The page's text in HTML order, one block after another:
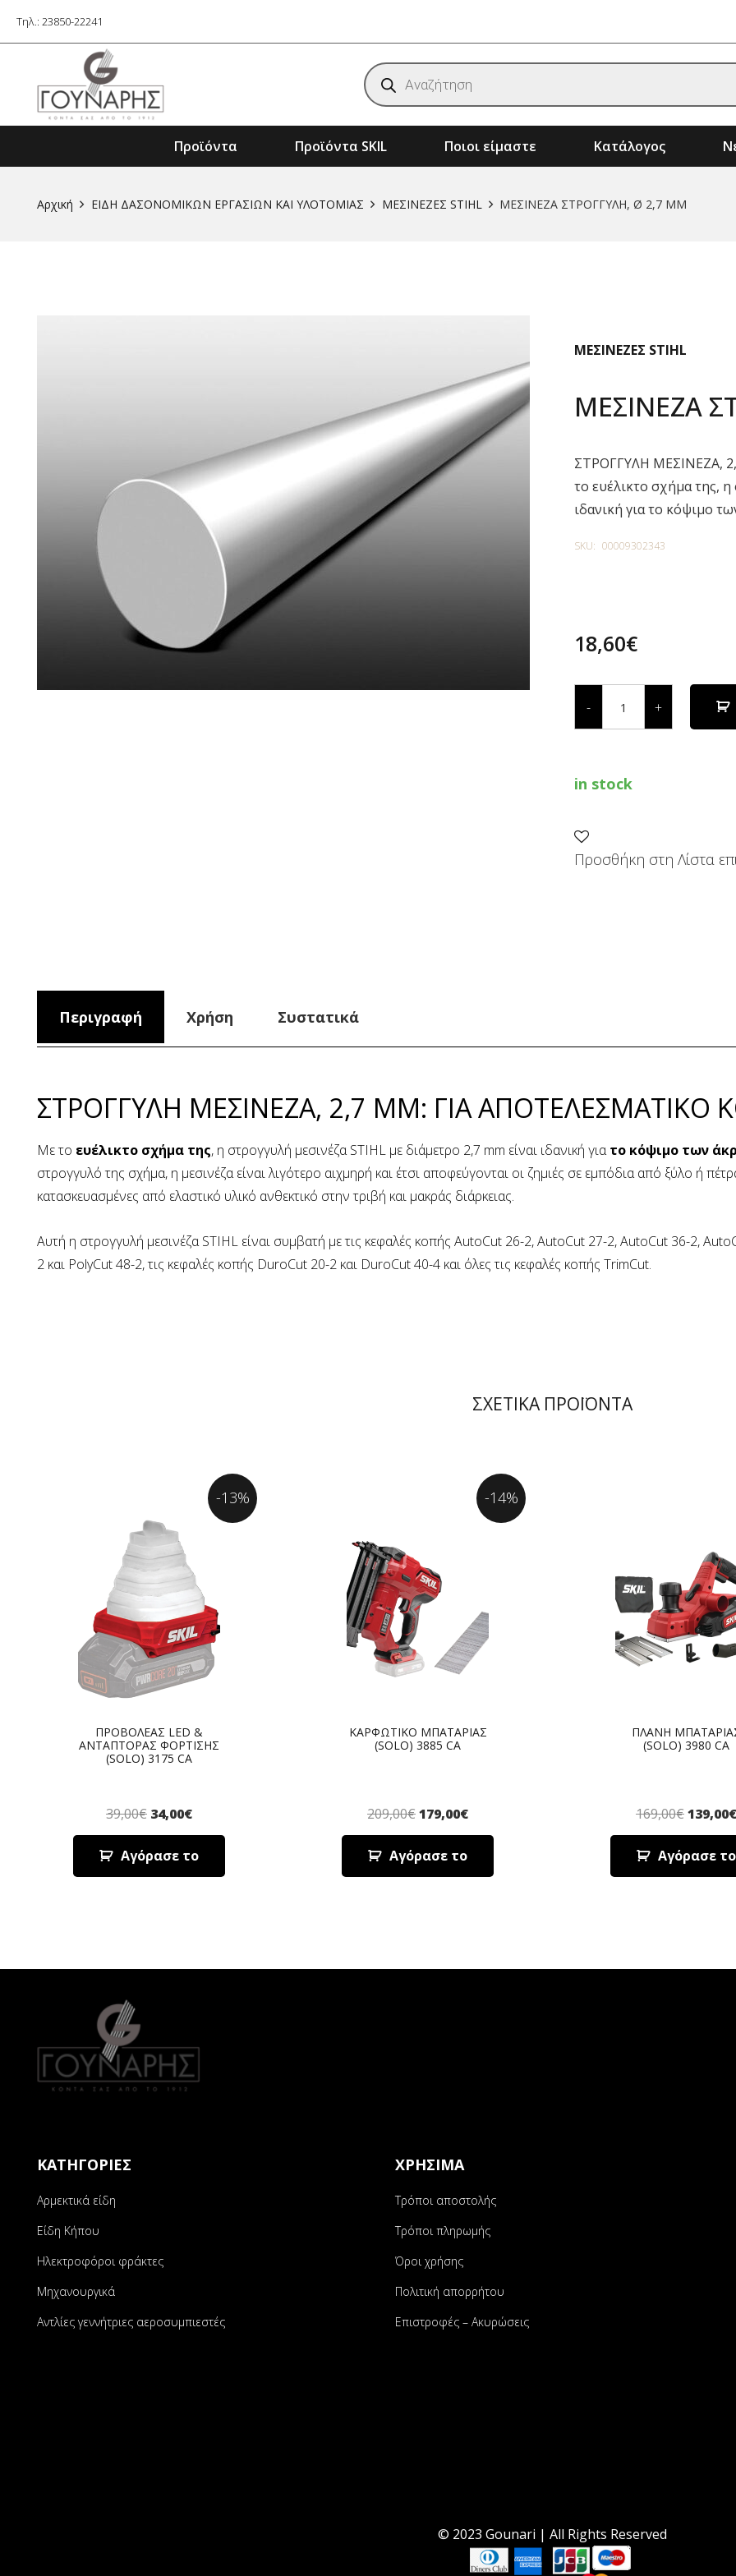
Τηλ.: 23850-22241
Products
search
Προϊόντα Προϊόντα SKIL Ποιοι είμαστε Κατάλογος
Αρχική ΕIΔΗ ΔΑΣΟΝΟΜΙΚΩΝ ΕΡΓΑΣΙΩΝ ΚΑΙ ΥΛΟΤΟΜIΑΣ ΜΕΣΙΝΕΖΕΣ STIHL ΜΕΣΙΝΕΖΑ ΣΤΡΟΓΓΥΛΗ, Ø 2,7 MM
ΜΕΣΙΝΕΖΕΣ STIHL
ΜΕΣΙΝΕΖΑ
ΣΤΡΟΓΓΥΛΗ ΜΕΣΙΝΕΖΑ,
το ευέλικτο σχήμα της, η
ιδανική για το κόψιμο
SKU: 00009302343
18,60€
-
ΜΕΣΙΝΕΖΑ
ΣΤΡΟΓΓΥΛΗ,
2,7
+
in stock
Προσθήκη στη Λίστα
Περιγραφή Χρήση Συστατικά
ΣΤΡΟΓΓΥΛΗ ΜΕΣΙΝΕΖΑ, 2,7 MM: ΓΙΑ ΑΠΟΤΕΛΕΣΜΑΤΙΚΟ
Με το ευέλικτο σχήμα της, η στρογγυλή μεσινέζα STIHL με διάμετρο 2,7 mm είναι ιδανική γιατο κόψιμο των
στρογγυλό της σχήμα, η μεσινέζα είναι λιγότερο αιχμηρή και έτσι αποφεύγονται οι ζημιές σε εμπόδια από ξύλο ή
κατασκευασμένες από ελαστικό υλικό ανθεκτικό στην τριβή και μακράς διάρκειας.
Αυτή η στρογγυλή μεσινέζα STIHL είναι συμβατή με τις κεφαλές κοπής AutoCut 26-2, AutoCut 27-2, AutoCut 36-2,
2 και PolyCut 48-2, τις κεφαλές κοπής DuroCut 20-2 και DuroCut 40-4 και όλες τις κεφαλές κοπής TrimCut.
ΣΧΕΤΙΚΑ ΠΡΟΪΟΝΤΑ
ΠΡΟΒΟΛΕΑΣ LED &
ΑΝΤΑΠΤΟΡΑΣ ΦΟΡΤΙΣΗΣ
(SOLO) 3175 CA
39,00€ 34,00€
Αγόρασε το
-13%
ΚΑΡΦΩΤΙΚΟ ΜΠΑΤΑΡΙΑΣ
(SOLO) 3885 CA
209,00€179,00€
Αγόρασε το
-14%
ΠΛΑΝΗ
(SOLO) 3980 CA
169,00€139,00€
Αγόρασε το
ΚΑΤΗΓΟΡΙΕΣ
Αρμεκτικά είδη
Είδη Κήπου
Ηλεκτροφόροι φράκτες
Μηχανουργικά
Αντλίες γεννήτριες αεροσυμπιεστές
ΧΡΗΣΙΜΑ
Τρόποι αποστολής
Τρόποι πληρωμής
Όροι χρήσης
Πολιτική απορρήτου
Επιστροφές – Ακυρώσεις
© 2023 Gounari | All Rights Reserved